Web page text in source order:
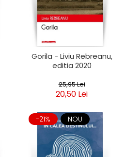
Gorila - Liviu Rebreanu,
editia 2020
25,95 Lei
20,50 Lei
-21% NOU